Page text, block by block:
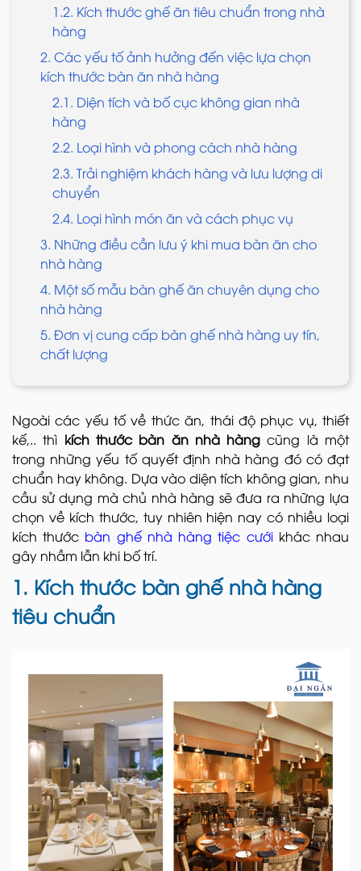
1.2. Kích thước ghế ăn tiêu chuẩn trong nhà
hàng
2. Các yếu tố ảnh hưởng đến việc lựa chọn
kích thước bàn ăn nhà hàng
2.1. Diện tích và bố cục không gian nhà
hàng
2.2. Loại hình và phong cách nhà hàng
2.3. Trải nghiệm khách hàng và lưu lượng di
chuyển
2.4. Loại hình món ăn và cách phục vụ
3. Những điều cần lưu ý khi mua bàn ăn cho
nhà hàng
4. Một số mẫu bàn ghế ăn chuyên dụng cho
nhà hàng
5. Đơn vị cung cấp bàn ghế nhà hàng uy tín,
chất lượng
Ngoài các yếu tố về thức ăn, thái độ phục vụ, thiết
kế,.. thì kích thước bàn ăn nhà hàng cũng là một
trong những yếu tố quyết định nhà hàng đó có đạt
chuẩn hay không. Dựa vào diện tích không gian, nhu
cầu sử dụng mà chủ nhà hàng sẽ đưa ra những lựa
chọn về kích thước, tuy nhiên hiện nay có nhiều loại
kích thước bàn ghế nhà hàng tiệc cướikhác nhau
gây nhầm lẫn khi bố trí.
1. Kích thước bàn ghế nhà hàng
tiêu chuẩn